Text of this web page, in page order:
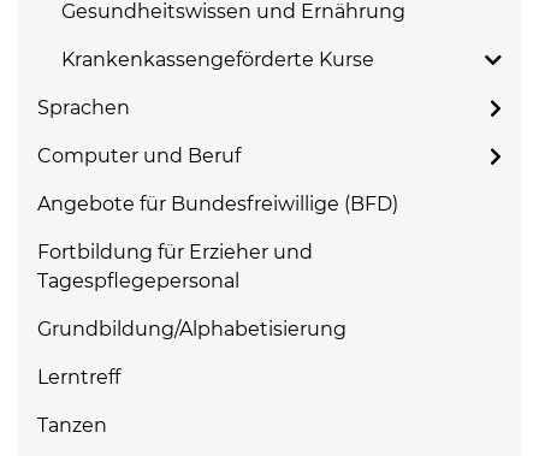
Gesundheitswissen und Ernährung
Krankenkassengeförderte Kurse
Sprachen
Computer und Beruf
Angebote für Bundesfreiwillige (BFD)
Fortbildung für Erzieher und
Tagespflegepersonal
Grundbildung/Alphabetisierung
Lerntreff
Tanzen